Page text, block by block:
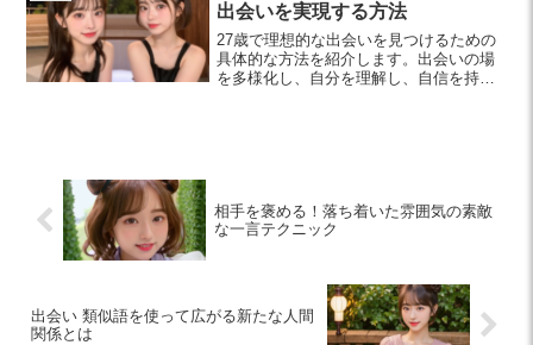
出会いを実現する方法
27歳で理想的な出会いを見つけるための
具体的な方法を紹介します。出会いの場
を多様化し、自分を理解し、自信を持っ
相手を褒める！落ち着いた雰囲気の素敵
な一言テクニック
出会い 類似語を使って広がる新たな人間
関係とは